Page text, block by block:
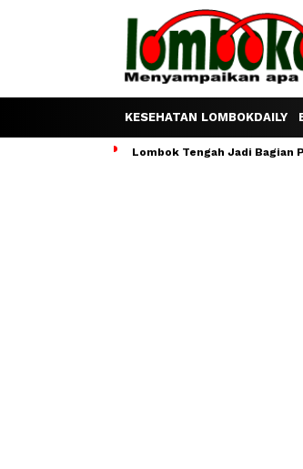
KESEHATAN LOMBOKDAILY
Lombok Tengah Jadi Bagian